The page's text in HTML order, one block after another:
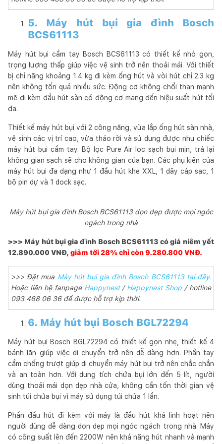
5. Máy hút bụi gia đình Bosch
BCS61113
Máy hút bụi cầm tay Bosch BCS61113 có thiết kế nhỏ gọn,
trọng lượng thấp giúp việc vệ sinh trở nên thoải mái. Với thiết
bị chỉ nặng khoảng 1.4 kg đi kèm ống hút và vòi hút chỉ 2.3 kg
nên không tốn quá nhiều sức. Động cơ không chổi than mạnh
mẽ đi kèm đầu hút sàn có động cơ mang đến hiệu suất hút tối
đa.
Thiết kế máy hút bụi với 2 công năng, vừa lắp ống hút sàn nhà,
vệ sinh các vị trí cao, vừa tháo rời và sử dụng được như chiếc
máy hút bụi cầm tay. Bộ lọc Pure Air lọc sạch bụi mịn, trả lại
không gian sạch sẽ cho không gian của bạn. Các phụ kiện của
máy hút bụi đa dạng như 1 đầu hút khe XXL, 1 dây cáp sạc, 1
bộ pin dự và 1 dock sạc.
Máy hút bụi gia đình Bosch BCS61113 dọn dẹp được mọi ngóc
ngách trong nhà
>>> Máy hút bụi gia đình Bosch BCS61113 có giá niêm yết
12.890.000 VNĐ, giảm tới 28% chỉ còn 9.280.800 VNĐ.
>>> Đặt mua Máy hút bụi gia đình Bosch BCS61113 tại đây.
Hoặc liên hệ fanpage Happynest/ Happynest Shop / hotline
093 468 06 36 để được hỗ trợ kịp thời.
6. Máy hút bụi Bosch BGL72294
Máy hút bụi Bosch BGL72294 có thiết kế gọn nhẹ, thiết kế 4
bánh lăn giúp việc di chuyển trở nên dễ dàng hơn. Phần tay
cầm chống trượt giúp di chuyển máy hút bụi trở nên chắc chắn
và an toàn hơn. Với dung tích chứa bụi lớn đến 5 lít, người
dùng thoải mái dọn dẹp nhà cửa, không cần tốn thời gian vệ
sinh túi chứa bụi vì máy sử dụng túi chứa 1 lần.
Phần đầu hút đi kèm với máy là đầu hút khá linh hoạt nên
người dùng dễ dàng dọn dẹp mọi ngóc ngách trong nhà. Máy
có công suất lên đến 2200W nên khả năng hút nhanh và mạnh